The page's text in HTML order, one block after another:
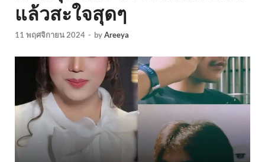
แล้วสะใจสุดๆ
11 พฤศจิกายน 2024 - byAreeya